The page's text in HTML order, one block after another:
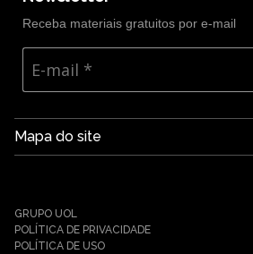
Receba materiais gratuitos por e-mail
Mapa do site
Notícias
Parceiros
GRUPO UOL
POLÍTICA DE PRIVACIDADE
POLÍTICA DE USO